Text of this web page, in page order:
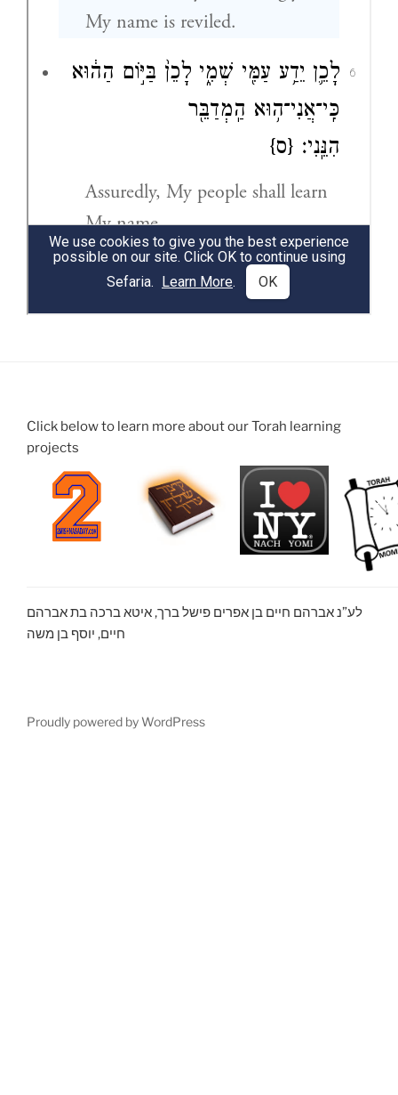
Click below to learn more about our Torah learning
projects
לע”נ אברהם חיים בן אפרים פישל ברך, איטא ברכה בת אברהם
חיים, יוסף בן משה
Proudly powered by WordPress